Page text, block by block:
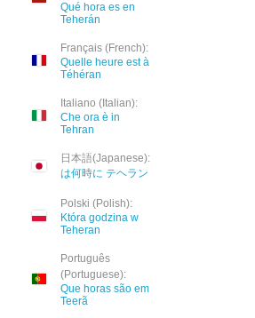
Qué hora es en
Teherán
Français (French):
Quelle heure est à
Téhéran
Italiano (Italian):
Che ora è in
Tehran
日本語(Japanese):
は何時に テヘラン
Polski (Polish):
Która godzina w
Teheran
Português
(Portuguese):
Que horas são em
Teerã